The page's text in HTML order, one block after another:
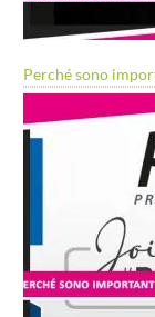
Perché sono